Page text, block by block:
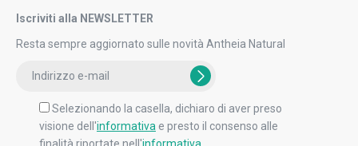
Iscriviti alla NEWSLETTER
Resta sempre aggiornato sulle novità Antheia Natural
Selezionando la casella, dichiaro di aver preso
visione dell'informativa e presto il consenso alle